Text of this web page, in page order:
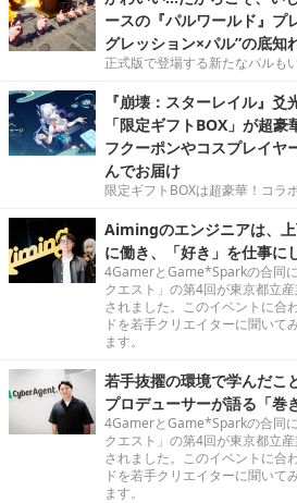
ースの『パルワールド』プ
グレッション×パル”の底知
正式版で登場する新たなパルも
『崩壊：スターレイル』
「限定ギフトBOX」が超
フクーポンやコスプレイヤ
んでお届け
限定ギフトBOXは超豪華！コラ
Aimingのエンジニアは、
に働き、「好き」を仕事に
4GamerとGame*Sparkの合同
クエスト」の第4回が東京都立
されました。このイベントに合
ドを若手クリエイターに聞いて
ます。
若手抜擢の環境で学んだ
プロデューサーが語る「巻
4GamerとGame*Sparkの合同
クエスト」の第4回が東京都立
されました。このイベントに合
ドを若手クリエイターに聞いて
ます。